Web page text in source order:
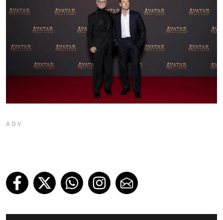
ADV